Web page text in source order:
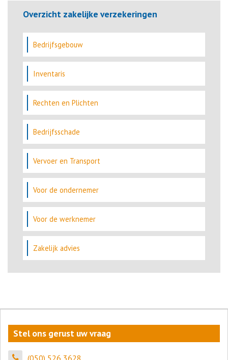
Overzicht zakelijke verzekeringen
Bedrijfsgebouw
Inventaris
Rechten en Plichten
Bedrijfsschade
Vervoer en Transport
Voor de ondernemer
Voor de werknemer
Zakelijk advies
Stel ons gerust uw vraag
(050) 526 3628